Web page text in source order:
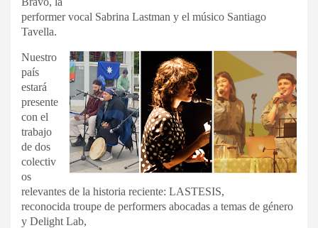
performer vocal Sabrina Lastman y el músico Santiago
Tavella.
Nuestro
país
estará
presente
con el
trabajo
de dos
colectiv
os
relevantes de la historia reciente: LASTESIS,
reconocida troupe de performers abocadas a temas de género
y Delight Lab,